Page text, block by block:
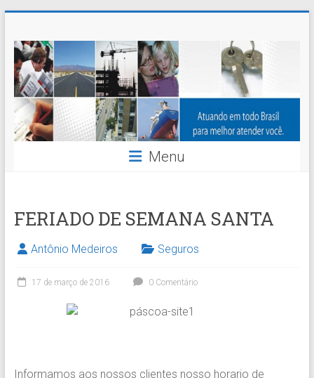
content
Nossaseg
Administração
e
Corretagem
de
Ltda.
Menu
FERIADO DE SEMANA SANTA
Antônio Medeiros Seguros
17 de março de 2016 0 Comentário
Informamos aos nossos clientes nosso horario de